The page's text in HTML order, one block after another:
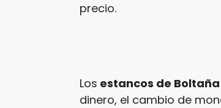
precio.
Los estancos de Boltaña
dinero, el cambio de